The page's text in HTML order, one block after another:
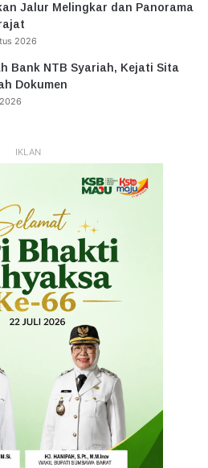
Jalur Melingkar dan Panorama
2026
Bank NTB Syariah, Kejati Sita
Dokumen
IKLAN